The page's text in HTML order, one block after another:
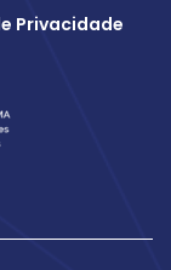
Privacidade